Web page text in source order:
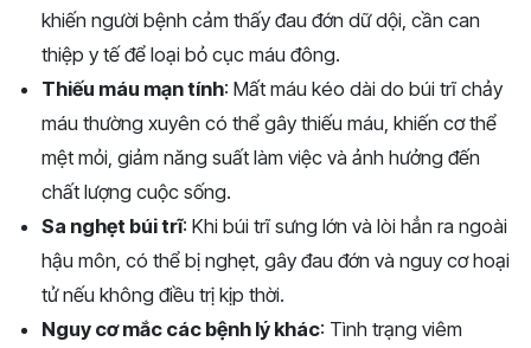
khiến người bệnh cảm thấy đau đớn dữ dội, cần can
thiệp y tế để loại bỏ cục máu đông.
Thiếu máu mạn tính: Mất máu kéo dài do búi trĩ chảy
máu thường xuyên có thể gây thiếu máu, khiến cơ thể
mệt mỏi, giảm năng suất làm việc và ảnh hưởng đến
chất lượng cuộc sống.
Sa nghẹt búi trĩ: Khi búi trĩ sưng lớn và lòi hẳn ra ngoài
hậu môn, có thể bị nghẹt, gây đau đớn và nguy cơ hoại
tử nếu không điều trị kịp thời.
Nguy cơ mắc các bệnh lý khác: Tình trạng viêm